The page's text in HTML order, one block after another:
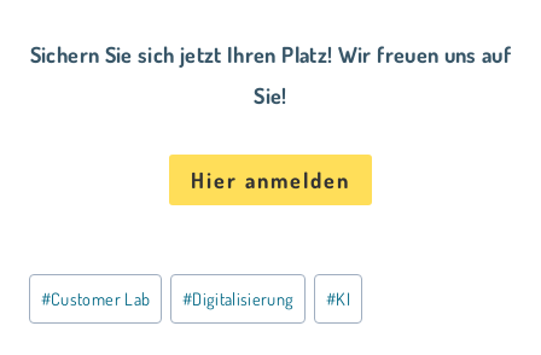
Sichern Sie sich jetzt Ihren Platz! Wir freuen uns auf
Sie!
Hier anmelden
Schlagworte:
#Customer Lab #Digitalisierung #KI